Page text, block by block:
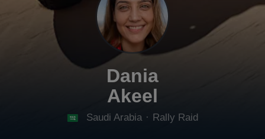
Dania
Akeel
Saudi Arabia · Rally Raid